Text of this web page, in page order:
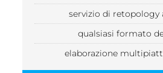
servizio di retopology
qualsiasi formato
elaborazione